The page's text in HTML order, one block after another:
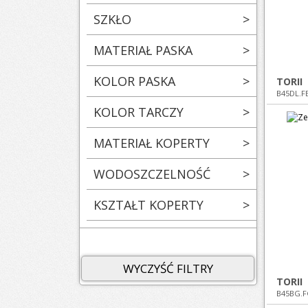
SZKŁO
>
MATERIAŁ PASKA
>
KOLOR PASKA
>
KOLOR TARCZY
>
MATERIAŁ KOPERTY
>
WODOSZCZELNOŚĆ
>
KSZTAŁT KOPERTY
>
WYCZYŚĆ FILTRY
TORII
TORII